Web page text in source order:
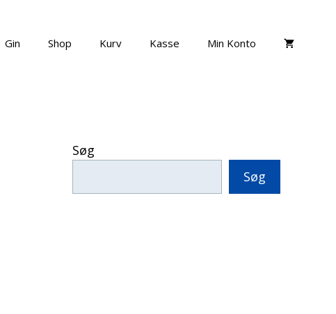
Gin Shop Kurv Kasse Min Konto
Søg
Søg